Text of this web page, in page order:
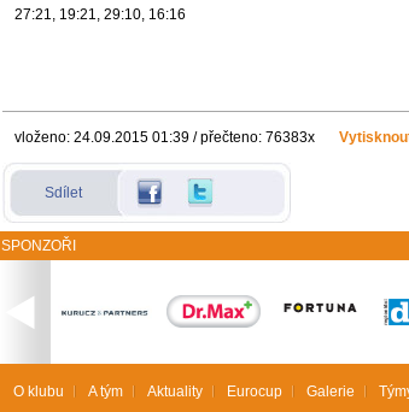
27:21, 19:21, 29:10, 16:16
vloženo: 24.09.2015 01:39 / přečteno: 76383x
Sdílet
SPONZOŘI
O klubu A tým Aktuality Eurocup Galerie